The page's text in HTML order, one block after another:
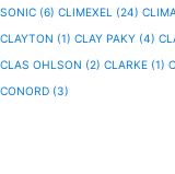
SONIC (6) CLIMEXEL (24)
CLAYTON (1) CLAY PAKY (4)
CLAS OHLSON (2) CLARKE (1)
CONORD (3)